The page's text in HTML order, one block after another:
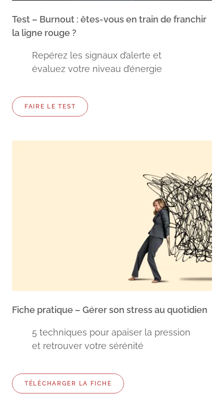
Test – Burnout : êtes-vous en train de franchir
la ligne rouge ?
Repérez les signaux d’alerte et
évaluez votre niveau d’énergie
FAIRE LE TEST
Fiche pratique – Gérer son stress au quotidien
5 techniques pour apaiser la pression
et retrouver votre sérénité
TÉLÉCHARGER LA FICHE